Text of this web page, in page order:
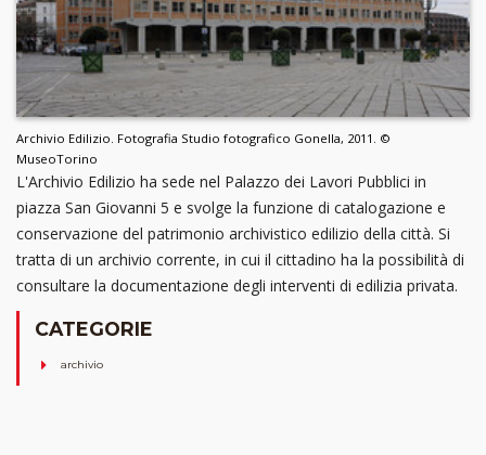
Archivio Edilizio. Fotografia Studio fotografico Gonella, 2011. ©
MuseoTorino
L'Archivio Edilizio ha sede nel Palazzo dei Lavori Pubblici in
piazza San Giovanni 5 e svolge la funzione di catalogazione e
conservazione del patrimonio archivistico edilizio della città. Si
tratta di un archivio corrente, in cui il cittadino ha la possibilità di
consultare la documentazione degli interventi di edilizia privata.
CATEGORIE
archivio